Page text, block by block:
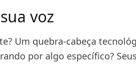
voz
Um quebra-cabeça
por algo específico?